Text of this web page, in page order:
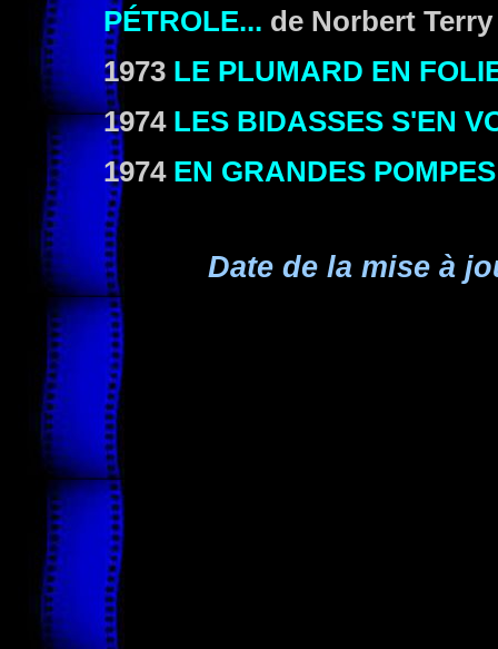
PÉTROLE... de Norbert Terry
1973 LE PLUMARD EN
1974 LES BIDASSES S'EN
1974 EN GRANDES POMPES
Date de la mise à